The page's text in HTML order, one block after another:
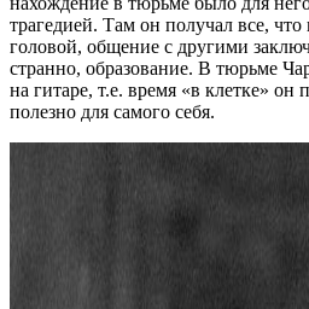
трагедией. Там он получал все,
головой, общение с другими
странно, образование. В тюрьме
на гитаре, т.е. время «в клетке» он
полезно для самого себя.